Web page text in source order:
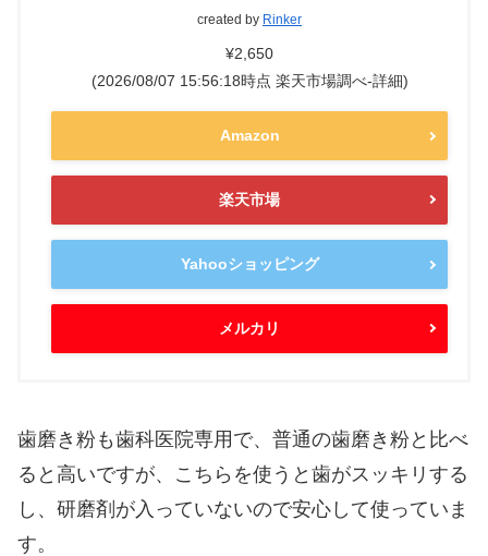
created by Rinker
¥2,650
(2026/08/07 15:56:18時点 楽天市場調べ-詳細)
Amazon
楽天市場
Yahooショッピング
メルカリ
歯磨き粉も歯科医院専用で、普通の歯磨き粉と比べ
ると高いですが、こちらを使うと歯がスッキリする
し、研磨剤が入っていないので安心して使っていま
す。